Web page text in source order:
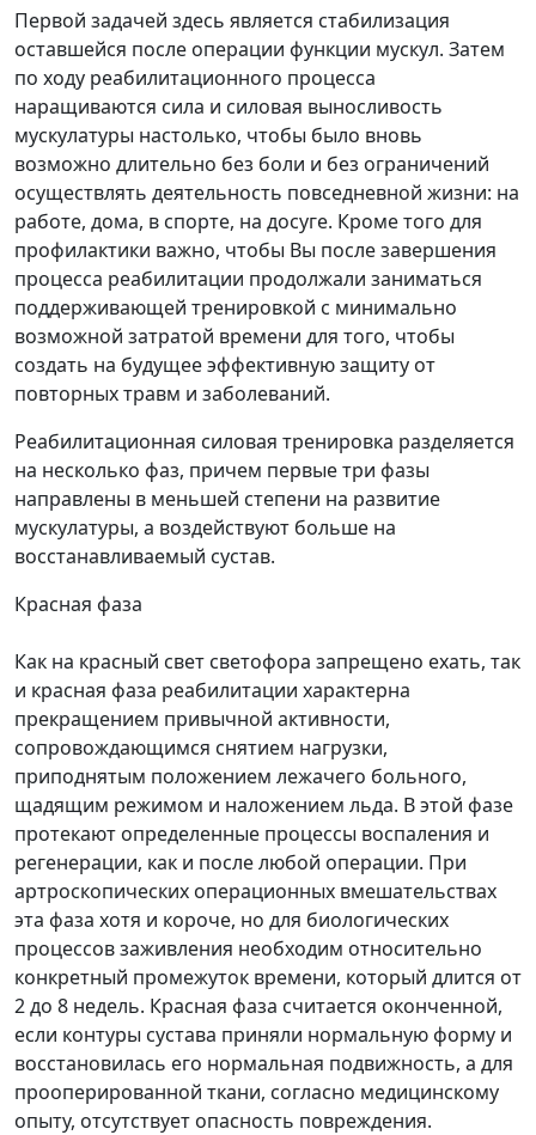
Первой задачей здесь является стабилизация
оставшейся после операции функции мускул. Затем
по ходу реабилитационного процесса
наращиваются сила и силовая выносливость
мускулатуры настолько, чтобы было вновь
возможно длительно без боли и без ограничений
осуществлять деятельность повседневной жизни: на
работе, дома, в спорте, на досуге. Кроме того для
профилактики важно, чтобы Вы после завершения
процесса реабилитации продолжали заниматься
поддерживающей тренировкой с минимально
возможной затратой времени для того, чтобы
создать на будущее эффективную защиту от
повторных травм и заболеваний.
Реабилитационная силовая тренировка разделяется
на несколько фаз, причем первые три фазы
направлены в меньшей степени на развитие
мускулатуры, а воздействуют больше на
восстанавливаемый сустав.
Красная фаза
Как на красный свет светофора запрещено ехать, так
и красная фаза реабилитации характерна
прекращением привычной активности,
сопровождающимся снятием нагрузки,
приподнятым положением лежачего больного,
щадящим режимом и наложением льда. В этой фазе
протекают определенные процессы воспаления и
регенерации, как и после любой операции. При
артроскопических операционных вмешательствах
эта фаза хотя и короче, но для биологических
процессов заживления необходим относительно
конкретный промежуток времени, который длится от
2 до 8 недель. Красная фаза считается оконченной,
если контуры сустава приняли нормальную форму и
восстановилась его нормальная подвижность, а для
прооперированной ткани, согласно медицинскому
опыту, отсутствует опасность повреждения.